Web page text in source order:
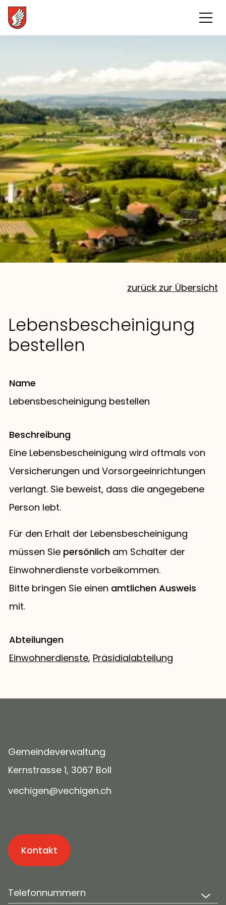
zurück zur Übersicht
Lebensbescheinigung
bestellen
Name
Lebensbescheinigung bestellen
Beschreibung
Eine Lebensbescheinigung wird oftmals von
Versicherungen und Vorsorgeeinrichtungen
verlangt. Sie beweist, dass die angegebene
Person lebt.
Für den Erhalt der Lebensbescheinigung
müssen Sie persönlich am Schalter der
Einwohnerdienste vorbeikommen.
Bitte bringen Sie einen amtlichen Ausweis
mit.
Abteilungen
Einwohnerdienste, Präsidialabteilung
Gemeindeverwaltung
Kernstrasse 1, 3067 Boll
v ch g n v ch g n ch
Kontakt
Telefonnummern